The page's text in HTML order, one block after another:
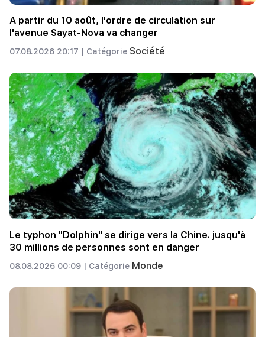
A partir du 10 août, l'ordre de circulation sur
l'avenue Sayat-Nova va changer
07.08.2026 20:17 | Catégorie Société
Le typhon "Dolphin" se dirige vers la Chine. jusqu'à
30 millions de personnes sont en danger
08.08.2026 00:09 | Catégorie Monde